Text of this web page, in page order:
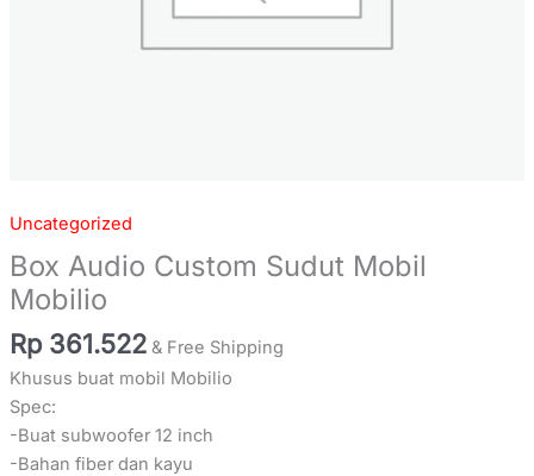
Uncategorized
Box Audio Custom Sudut Mobil
Mobilio
Rp 361.522 & Free Shipping
Khusus buat mobil Mobilio
Spec:
-Buat subwoofer 12 inch
-Bahan fiber dan kayu